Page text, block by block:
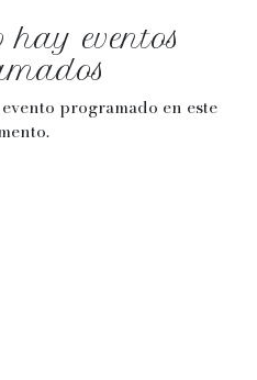
eventos
programado en este